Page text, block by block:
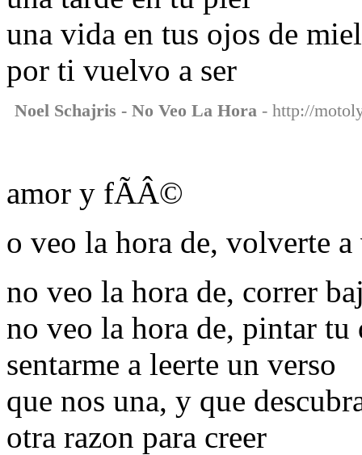
una vida en tus ojos de miel
por ti vuelvo a ser
Noel Schajris - No Veo La Hora - http://
amor y fÃÂ©
o veo la hora de, volverte a
no veo la hora de, correr
no veo la hora de, pintar tu
sentarme a leerte un verso
que nos una, y que
otra razon para creer